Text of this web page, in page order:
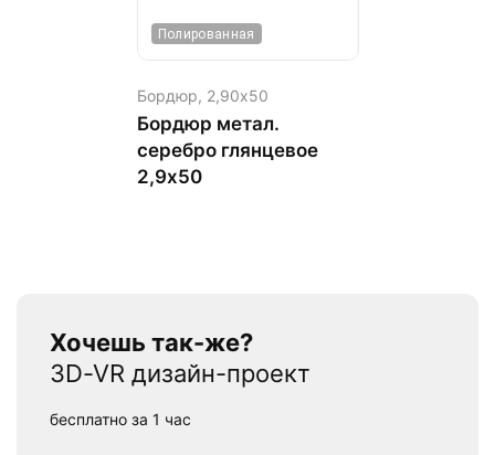
Полированная
Бордюр, 2,90х50
Бордюр метал.
серебро глянцевое
2,9х50
Хочешь так-же?
3D-VR дизайн-проект
бесплатно за 1 час